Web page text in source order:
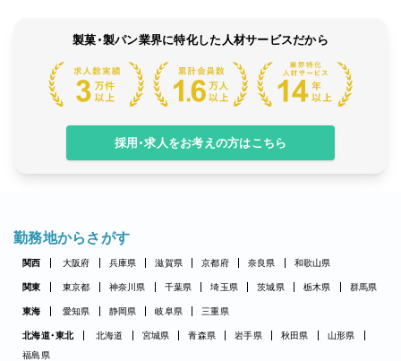
製菓・製パン業界に特化した人材サービスだから
採用・求人をお考えの方はこちら
勤務地からさがす
関西 大阪府 兵庫県 滋賀県 京都府 奈良県 和歌山県
関東 東京都 神奈川県 千葉県 埼玉県 茨城県 栃木県 群馬県
東海 愛知県 静岡県 岐阜県 三重県
北海道・東北 北海道 宮城県 青森県 岩手県 秋田県
山形県
福島県